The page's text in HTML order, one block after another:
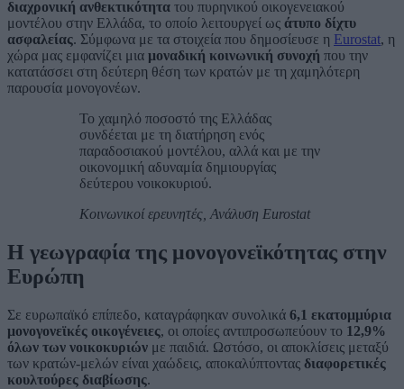
διαχρονική ανθεκτικότητα του πυρηνικού οικογενειακού
μοντέλου στην Ελλάδα, το οποίο λειτουργεί ως άτυπο δίχτυ
ασφαλείας. Σύμφωνα με τα στοιχεία που δημοσίευσε η Eurostat, η
χώρα μας εμφανίζει μια μοναδική κοινωνική συνοχή που την
κατατάσσει στη δεύτερη θέση των κρατών με τη χαμηλότερη
παρουσία μονογονέων.
Το χαμηλό ποσοστό της Ελλάδας
συνδέεται με τη διατήρηση ενός
παραδοσιακού μοντέλου, αλλά και με την
οικονομική αδυναμία δημιουργίας
δεύτερου νοικοκυριού.
Κοινωνικοί ερευνητές, Ανάλυση Eurostat
Η γεωγραφία της μονογονεϊκότητας στην
Ευρώπη
Σε ευρωπαϊκό επίπεδο, καταγράφηκαν συνολικά 6,1 εκατομμύρια
μονογονεϊκές οικογένειες, οι οποίες αντιπροσωπεύουν το 12,9%
όλων των νοικοκυριών με παιδιά. Ωστόσο, οι αποκλίσεις μεταξύ
των κρατών-μελών είναι χαώδεις, αποκαλύπτοντας διαφορετικές
κουλτούρες διαβίωσης.